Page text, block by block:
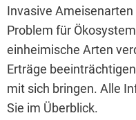
Invasive
Problem für
einheimische Arten
Erträge
mit sich bringen. Alle
Sie im Überblick.